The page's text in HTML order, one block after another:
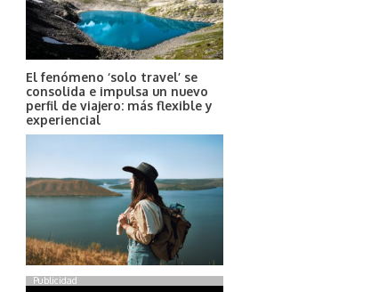
El fenómeno ‘solo travel’ se
consolida e impulsa un nuevo
perfil de viajero: más flexible y
experiencial
Publicidad